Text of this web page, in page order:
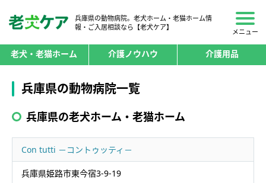
兵庫県の動物病院。老犬ホーム・老猫ホーム情
報・ご入居相談なら【老犬ケア】
メニュー
老犬・老猫ホーム 介護ノウハウ 介護用品
兵庫県の動物病院一覧
兵庫県の老犬ホーム・老猫ホーム
Con tutti －コントゥッティ－
兵庫県姫路市東今宿3-9-19